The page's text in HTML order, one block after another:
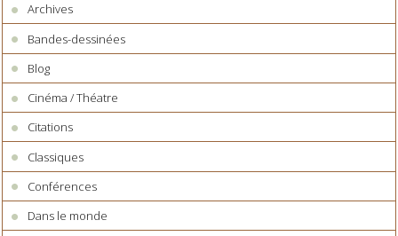
Archives
Bandes-dessinées
Blog
Cinéma / Théatre
Citations
Classiques
Conférences
Dans le monde